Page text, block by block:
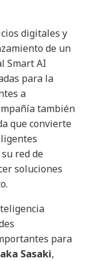
digitales y
de un
Smart AI
para la
a
también
que convierte
red de
soluciones
para
Sasaki,